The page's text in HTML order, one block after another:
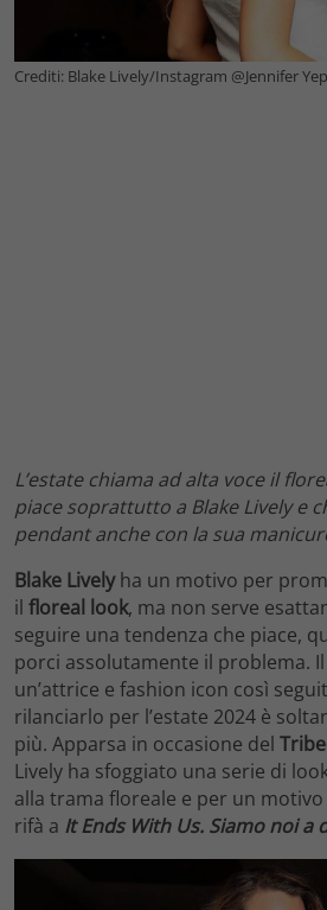
Crediti: Blake Lively/Instagram @Jennifer
L’estate chiama ad alta voce il
piace soprattutto a Blake Lively e
pendant anche con la sua
Blake Livelyha un motivo per
il floreal look, ma non serve
seguire una tendenza che piace,
porci assolutamente il problema.
un’attrice e fashion icon così
rilanciarlo per l’estate 2024 è
più. Apparsa in occasione del
Lively ha sfoggiato una serie di
alla trama floreale e per un
rifà a It Ends With Us. Siamo noi a